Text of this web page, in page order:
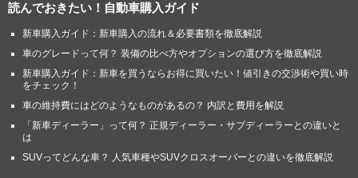
読んでおきたい！自動車購入ガイド
新車購入ガイド：新車購入の流れ＆必要書類を徹底解説
車のグレードって何？ 装備の比べ方やオプションの選び方を徹底解説
新車購入ガイド：新車を買うならお得に買いたい！値引きの交渉術や買い時
をチェック！
車の維持費にはどのようなものがあるの？ 内訳と費用を解説
「新車ディーラー」って何？ 正規ディーラー・サブディーラーとの違いと
は
SUVってどんな車？ 人気車種やSUVクロスオーバーとの違いを徹底解説